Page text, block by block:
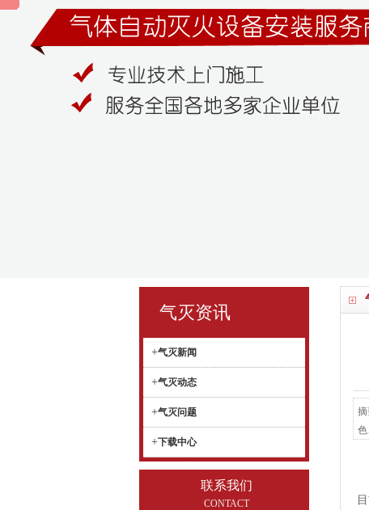
气灭资讯
+气灭新闻
+气灭动态
+气灭问题
+下载中心
联系我们
CONTACT